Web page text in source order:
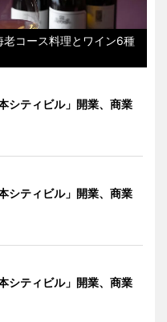
コース料理とワイン6種
シティビル」開業、商業
シティビル」開業、商業
シティビル」開業、商業